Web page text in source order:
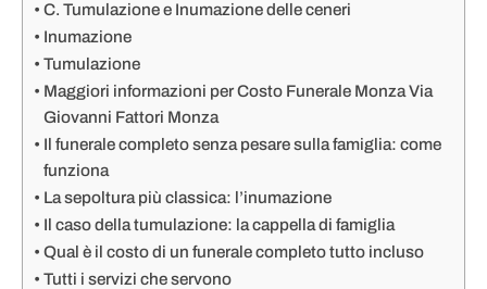
C. Tumulazione e Inumazione delle ceneri
Inumazione
Tumulazione
Maggiori informazioni per Costo Funerale Monza Via
Giovanni Fattori Monza
Il funerale completo senza pesare sulla famiglia: come
funziona
La sepoltura più classica: l’inumazione
Il caso della tumulazione: la cappella di famiglia
Qual è il costo di un funerale completo tutto incluso
Tutti i servizi che servono